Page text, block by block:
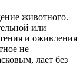
животного.
или
и оживления
не
лает без